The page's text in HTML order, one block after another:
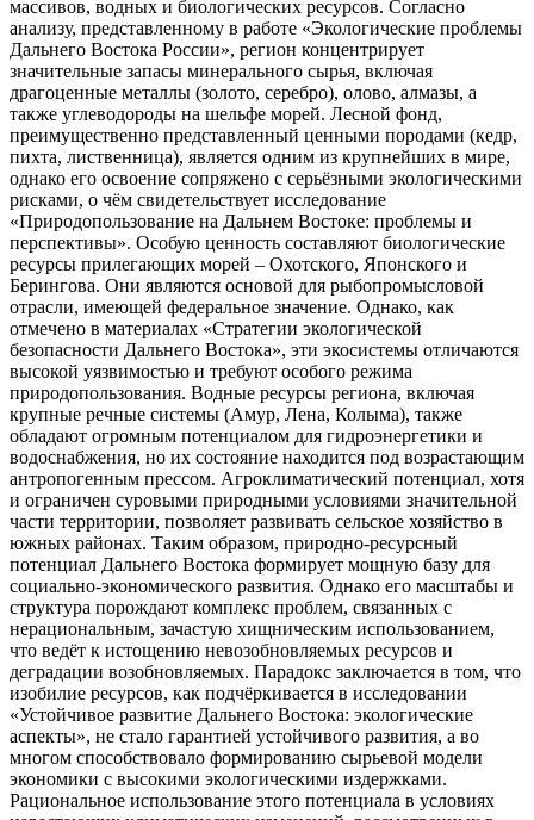
массивов, водных и биологических ресурсов. Согласно
анализу, представленному в работе «Экологические проблемы
Дальнего Востока России», регион концентрирует
значительные запасы минерального сырья, включая
драгоценные металлы (золото, серебро), олово, алмазы, а
также углеводороды на шельфе морей. Лесной фонд,
преимущественно представленный ценными породами (кедр,
пихта, лиственница), является одним из крупнейших в мире,
однако его освоение сопряжено с серьёзными экологическими
рисками, о чём свидетельствует исследование
«Природопользование на Дальнем Востоке: проблемы и
перспективы». Особую ценность составляют биологические
ресурсы прилегающих морей – Охотского, Японского и
Берингова. Они являются основой для рыбопромысловой
отрасли, имеющей федеральное значение. Однако, как
отмечено в материалах «Стратегии экологической
безопасности Дальнего Востока», эти экосистемы отличаются
высокой уязвимостью и требуют особого режима
природопользования. Водные ресурсы региона, включая
крупные речные системы (Амур, Лена, Колыма), также
обладают огромным потенциалом для гидроэнергетики и
водоснабжения, но их состояние находится под возрастающим
антропогенным прессом. Агроклиматический потенциал, хотя
и ограничен суровыми природными условиями значительной
части территории, позволяет развивать сельское хозяйство в
южных районах. Таким образом, природно-ресурсный
потенциал Дальнего Востока формирует мощную базу для
социально-экономического развития. Однако его масштабы и
структура порождают комплекс проблем, связанных с
нерациональным, зачастую хищническим использованием,
что ведёт к истощению невозобновляемых ресурсов и
деградации возобновляемых. Парадокс заключается в том, что
изобилие ресурсов, как подчёркивается в исследовании
«Устойчивое развитие Дальнего Востока: экологические
аспекты», не стало гарантией устойчивого развития, а во
многом способствовало формированию сырьевой модели
экономики с высокими экологическими издержками.
Рациональное использование этого потенциала в условиях